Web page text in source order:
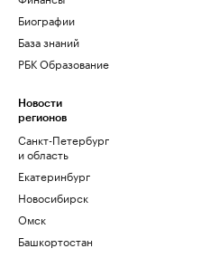
Биографии
База знаний
РБК Образование
Новости
регионов
Санкт-Петербург
и область
Екатеринбург
Новосибирск
Омск
Башкортостан